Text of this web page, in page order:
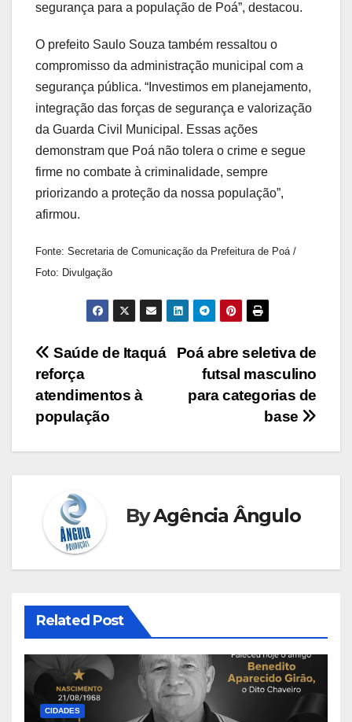
segurança para a população de Poá”, destacou.
O prefeito Saulo Souza também ressaltou o
compromisso da administração municipal com a
segurança pública. “Investimos em planejamento,
integração das forças de segurança e valorização
da Guarda Civil Municipal. Essas ações
demonstram que Poá não tolera o crime e segue
firme no combate à criminalidade, sempre
priorizando a proteção da nossa população”,
afirmou.
Fonte: Secretaria de Comunicação da Prefeitura de Poá /
Foto: Divulgação
Navegação
de
Post
Poá abre seletiva de
futsal masculino
para categorias de
base
Saúde de Itaquá
reforça
atendimentos à
população
ByAgência Ângulo
Related Post
CIDADES